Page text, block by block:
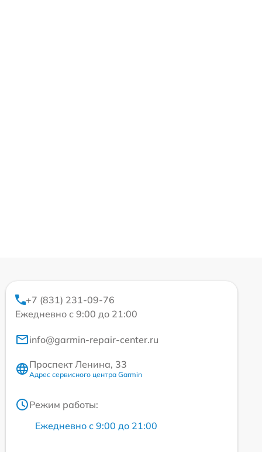
+7 (831) 231-09-76
Ежедневно с 9:00 до 21:00
info@garmin-repair-center.ru
Проспект Ленина, 33
Адрес сервисного центра Garmin
Режим работы:
Ежедневно с 9:00 до 21:00